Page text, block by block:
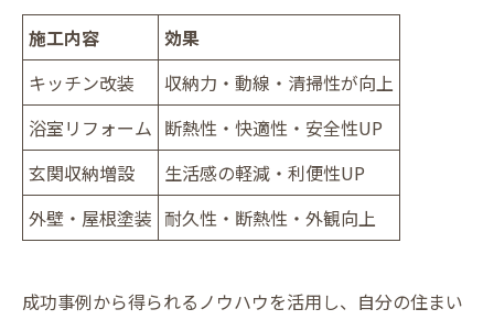
施工内容
効果
キッチン改装
収納力・動線・清掃性が向上
浴室リフォーム 断熱性・快適性・安全性UP
玄関収納増設
生活感の軽減・利便性UP
外壁・屋根塗装 耐久性・断熱性・外観向上
成功事例から得られるノウハウを活用し、自分の住まい